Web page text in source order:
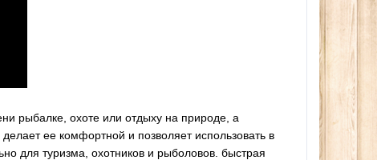
рыбалке, охоте или отдыху на природе, а
ее комфортной и позволяет использовать в
для туризма, охотников и рыболовов. быстрая